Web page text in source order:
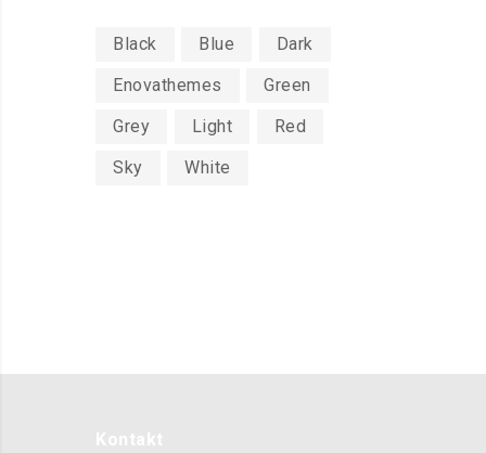
Black Blue
Dark
Enovathemes
Green
Grey
Light
Red
Sky
White